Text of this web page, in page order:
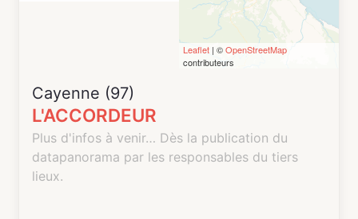
Leaflet | ©OpenStreetMap
contributeurs
Cayenne (97)
L'ACCORDEUR
Plus d'infos à venir… Dès la publication du
datapanorama par les responsables du tiers
lieux.